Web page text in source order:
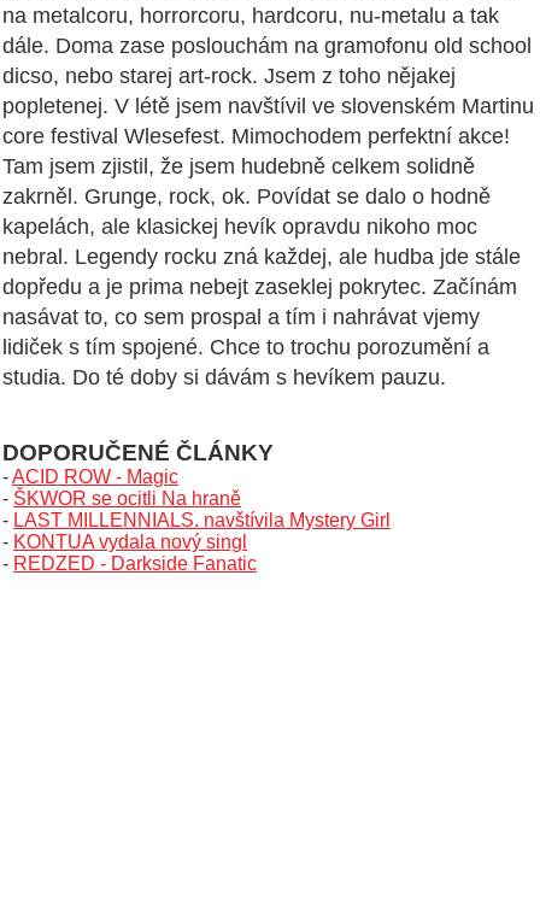
na metalcoru, horrorcoru, hardcoru, nu-metalu a tak
dále. Doma zase poslouchám na gramofonu old school
dicso, nebo starej art-rock. Jsem z toho nějakej
popletenej. V létě jsem navštívil ve slovenském Martinu
core festival Wlesefest. Mimochodem perfektní akce!
Tam jsem zjistil, že jsem hudebně celkem solidně
zakrněl. Grunge, rock, ok. Povídat se dalo o hodně
kapelách, ale klasickej hevík opravdu nikoho moc
nebral. Legendy rocku zná každej, ale hudba jde stále
dopředu a je prima nebejt zaseklej pokrytec. Začínám
nasávat to, co sem prospal a tím i nahrávat vjemy
lidiček s tím spojené. Chce to trochu porozumění a
studia. Do té doby si dávám s hevíkem pauzu.
DOPORUČENÉ ČLÁNKY
-ACID ROW - Magic
- ŠKWOR se ocitli Na hraně
- LAST MILLENNIALS. navštívila Mystery Girl
- KONTUA vydala nový singl
- REDZED - Darkside Fanatic